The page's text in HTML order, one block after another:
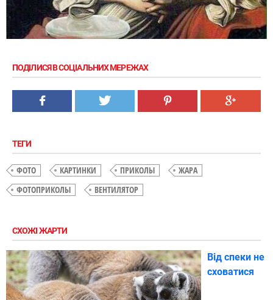
ПОДІЛИСЯ В СОЦІАЛЬНИХ МЕРЕЖАХ
ТЕГИ
ФОТО КАРТИНКИ ПРИКОЛЫ
ЖАРА
ФОТОПРИКОЛЫ
ВЕНТИЛЯТОР
СХОЖІ ЖАРТИ
Від спеки не
сховатися